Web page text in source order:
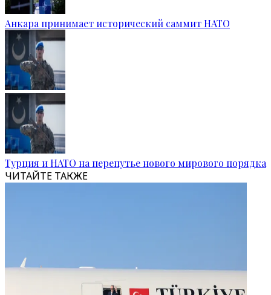
Анкара принимает исторический саммит НАТО
Турция и НАТО на перепутье нового мирового порядка
ЧИТАЙТЕ ТАКЖЕ